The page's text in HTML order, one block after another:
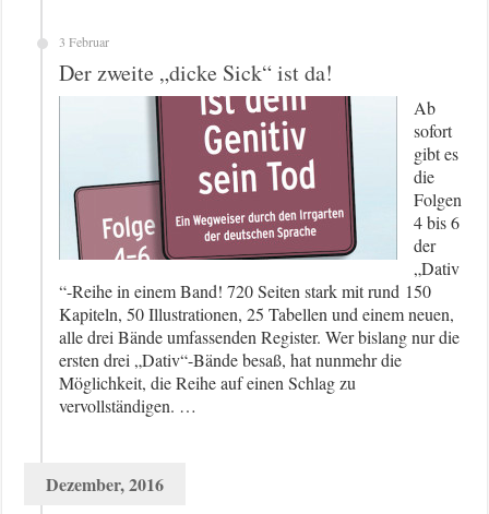
3 Februar
Der zweite „dicke Sick“ ist da!
Ab
sofort
gibt es
die
Folgen
4 bis 6
der
„Dativ
“-Reihe in einem Band! 720 Seiten stark mit rund 150
Kapiteln, 50 Illustrationen, 25 Tabellen und einem neuen,
alle drei Bände umfassenden Register. Wer bislang nur die
ersten drei „Dativ“-Bände besaß, hat nunmehr die
Möglichkeit, die Reihe auf einen Schlag zu
vervollständigen. …
Dezember, 2016